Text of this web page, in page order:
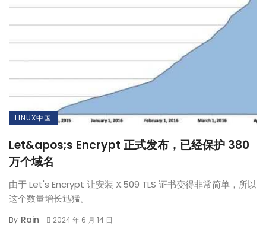
LINUX中国
Let&apos;s Encrypt 正式发布，已经保护 380
万个域名
由于 Let's Encrypt 让安装 X.509 TLS 证书变得非常简单，所以
这个数量增长迅猛。
By Rain 2024 年 6 月 14 日